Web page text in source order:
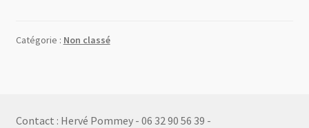
Catégorie : Non classé
Contact : Hervé Pommey - 06 32 90 56 39 -